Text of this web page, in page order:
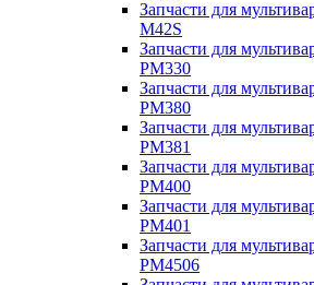
Запчасти для
M42S
Запчасти для
PM330
Запчасти для
PM380
Запчасти для
PM381
Запчасти для
PM400
Запчасти для
PM401
Запчасти для
PM4506